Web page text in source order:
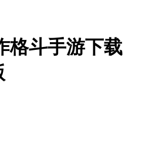
格斗手游下载